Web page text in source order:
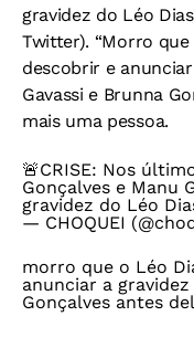
gravidez do Léo
Twitter). “Morro
descobrir e
Gavassi e Brunna
mais uma pessoa.
🚨CRISE: Nos
Gonçalves e Manu
gravidez do Léo
— CHOQUEI
morro que o Léo
anunciar a
Gonçalves antes